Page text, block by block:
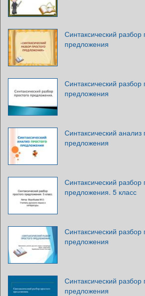
Синтаксический разбор
предложения
Синтаксический разбор
предложения
Синтаксический анализ
предложения
Синтаксический разбор
предложения. 5 класс
Синтаксический разбор
предложения
Синтаксический разбор
предложения